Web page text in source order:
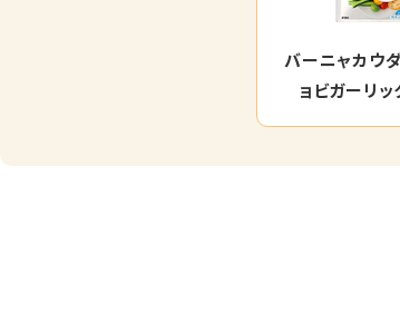
バーニャカウ
ョビガーリッ